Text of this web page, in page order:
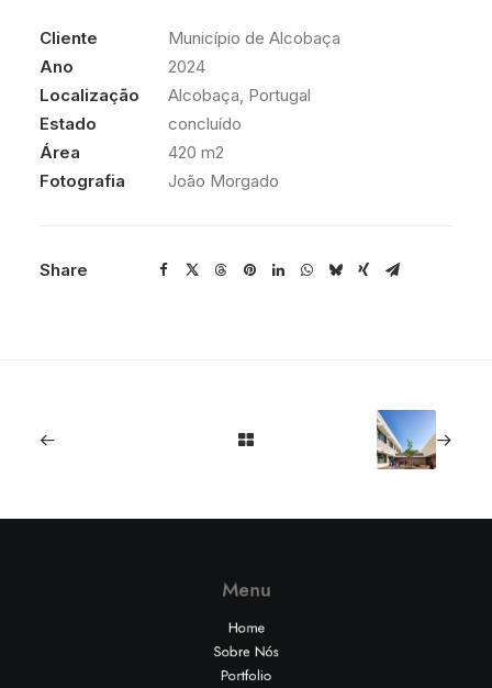
Cliente
Município de Alcobaça
Ano
2024
Localização
Alcobaça, Portugal
Estado
concluído
Área
420 m2
Fotografia
João Morgado
Share
Menu
Home
Sobre Nós
Portfolio